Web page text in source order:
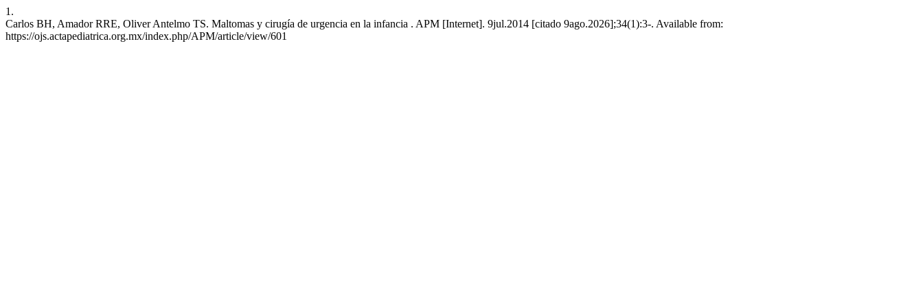
1.
Carlos BH, Amador RRE, Oliver Antelmo TS. Maltomas y cirugía de urgencia en la infancia . APM [Internet]. 9jul.2014 [citado 9ago.2026];34(1):3-. Available from:
https://ojs.actapediatrica.org.mx/index.php/APM/article/view/601